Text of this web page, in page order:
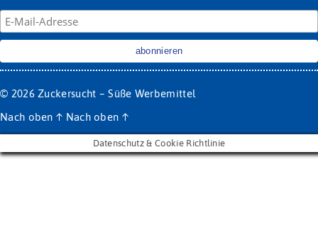
© 2026 Zuckersucht – Süße Werbemittel
Nach oben↑ Nach oben ↑
Datenschutz & Cookie Richtlinie